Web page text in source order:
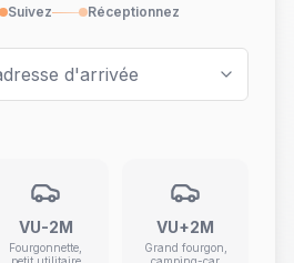
Suivez Réceptionnez
VU-2M
Fourgonnette,
VU+2M
Grand fourgon,